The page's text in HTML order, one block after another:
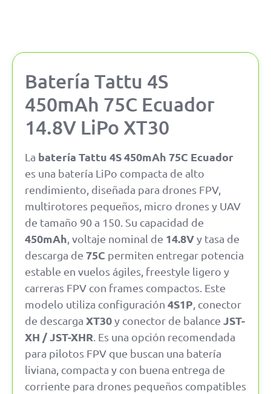
Batería Tattu 4S
450mAh 75C Ecuador
14.8V LiPo XT30
La batería Tattu 4S 450mAh 75C Ecuador
es una batería LiPo compacta de alto
rendimiento, diseñada para drones FPV,
multirotores pequeños, micro drones y UAV
de tamaño 90 a 150. Su capacidad de
450mAh , voltaje nominal de 14.8Vy tasa de
descarga de 75C permiten entregar potencia
estable en vuelos ágiles, freestyle ligero y
carreras FPV con frames compactos. Este
modelo utiliza configuración 4S1P , conector
de descarga XT30y conector de balance JST-
XH / JST-XHR . Es una opción recomendada
para pilotos FPV que buscan una batería
liviana, compacta y con buena entrega de
corriente para drones pequeños compatibles